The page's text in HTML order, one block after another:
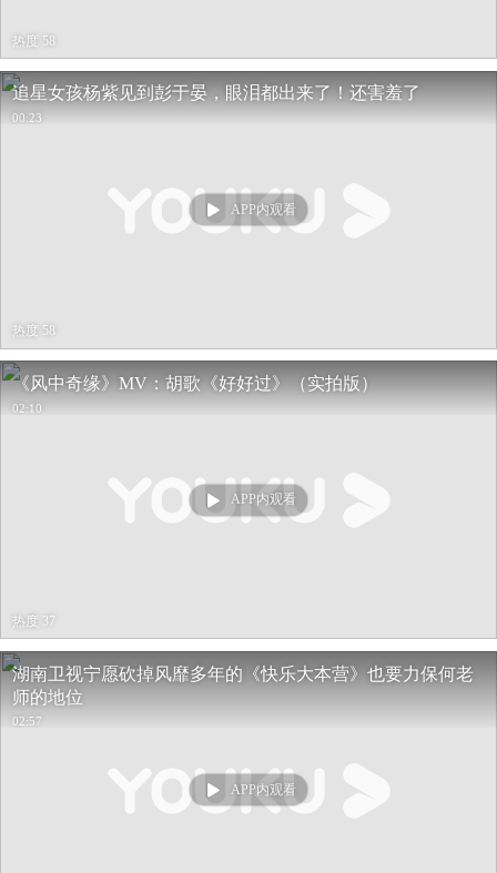
热度 58
追星女孩杨紫见到彭于晏，眼泪都出来了！还害羞了
00:23
APP内观看
热度 58
《风中奇缘》MV：胡歌《好好过》（实拍版）
02:10
APP内观看
热度 37
湖南卫视宁愿砍掉风靡多年的《快乐大本营》也要力保何老
师的地位
02:57
APP内观看